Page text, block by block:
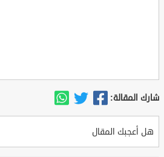
شارك المقالة:
هل أعجبك المقال